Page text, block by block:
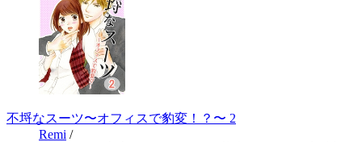
不埒なスーツ〜オフィスで豹変！？〜 2
Remi /